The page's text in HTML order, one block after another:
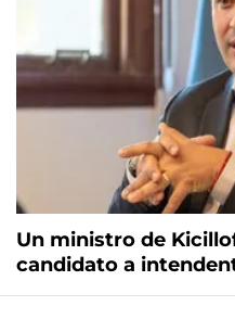
Un ministro de
candidato a